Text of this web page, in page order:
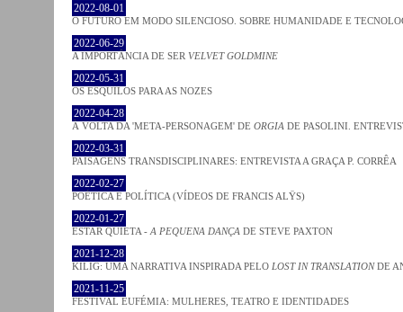
2022-08-01
O FUTURO EM MODO SILENCIOSO. SOBRE HUMANIDADE E
2022-06-29
A IMPORTÂNCIA DE SER VELVET GOLDMINE
2022-05-31
OS ESQUILOS PARA AS NOZES
2022-04-28
À VOLTA DA 'META-PERSONAGEM' DE ORGIA DE PASOLINI.
2022-03-31
PAISAGENS TRANSDISCIPLINARES: ENTREVISTA A GRAÇA P. CORRÊA
2022-02-27
POÉTICA E POLÍTICA (VÍDEOS DE FRANCIS ALŸS)
2022-01-27
ESTAR QUIETA - A PEQUENA DANÇA DE STEVE PAXTON
2021-12-28
KILIG: UMA NARRATIVA INSPIRADA PELO LOST IN TRANSLATIONDE
2021-11-25
FESTIVAL EUFÉMIA: MULHERES, TEATRO E IDENTIDADES